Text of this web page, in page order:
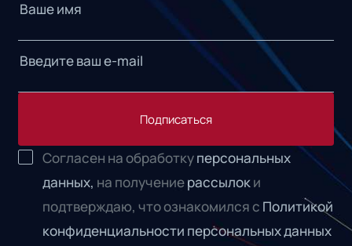
Подписаться
Согласен на обработкуперсональных
данных, на получениерассылоки
подтверждаю, что ознакомился с Политикой
конфиденциальности персональных данных